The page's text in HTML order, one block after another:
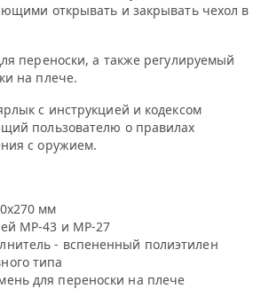
открывать и закрывать чехол в
переноски, а также регулируемый
на плече.
с инструкцией и кодексом
пользователю о правилах
с оружием.
мм
МР-43 и МР-27
- вспененный полиэтилен
типа
для переноски на плече